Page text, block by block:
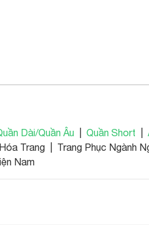
Dài/Quần Âu Quần Short
Trang | Trang Phục Ngành
Nam